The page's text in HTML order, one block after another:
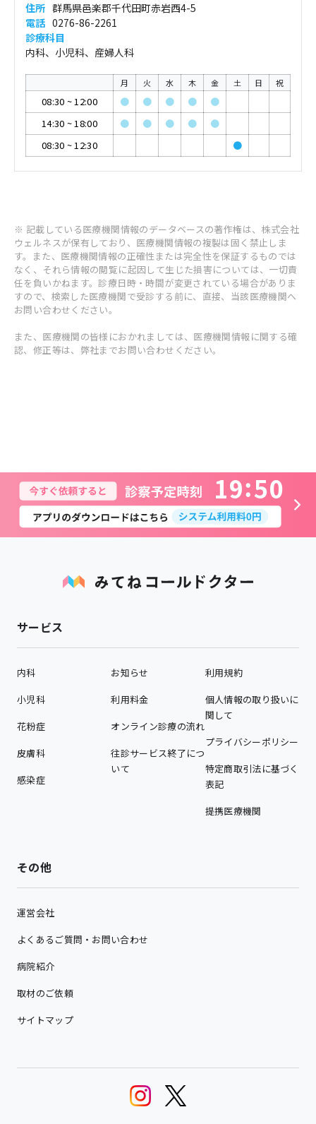
住所 群馬県邑楽郡千代田町赤岩西4-5
電話 0276-86-2261
診療科目
内科、小児科、産婦人科
月 火 水 木 金 土 日 祝
08:30 ~12:00 ● ● ● ●
●
14:30 ~18:00 ● ● ● ●
●
08:30 ~12:30 ●
※ 記載している医療機関情報のデータベースの著作権は、株式会社
ウェルネスが保有しており、医療機関情報の複製は固く禁止しま
す。また、医療機関情報の正確性または完全性を保証するものでは
なく、それら情報の閲覧に起因して生じた損害については、一切責
任を負いかねます。診療日時・時間が変更されている場合がありま
すので、検索した医療機関で受診する前に、直接、当該医療機関へ
お問い合わせください。
また、医療機関の皆様におかれましては、医療機関情報に関する確
認、修正等は、弊社までお問い合わせください。
19 50
サービス
内科
小児科
花粉症
皮膚科
感染症
お知らせ
利用料金
オンライン診療の流れ
往診サービス終了につ
いて
利用規約
個人情報の取り扱いに
関して
プライバシーポリシー
特定商取引法に基づく
表記
提携医療機関
その他
運営会社
よくあるご質問・お問い合わせ
病院紹介
取材のご依頼
サイトマップ